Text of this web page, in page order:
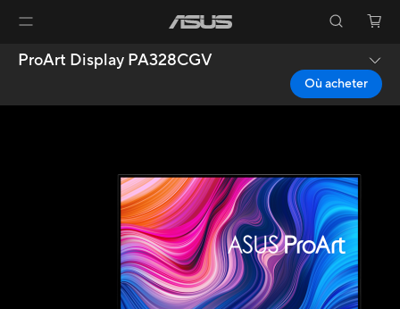
ProArt Display PA328CGV
Où acheter